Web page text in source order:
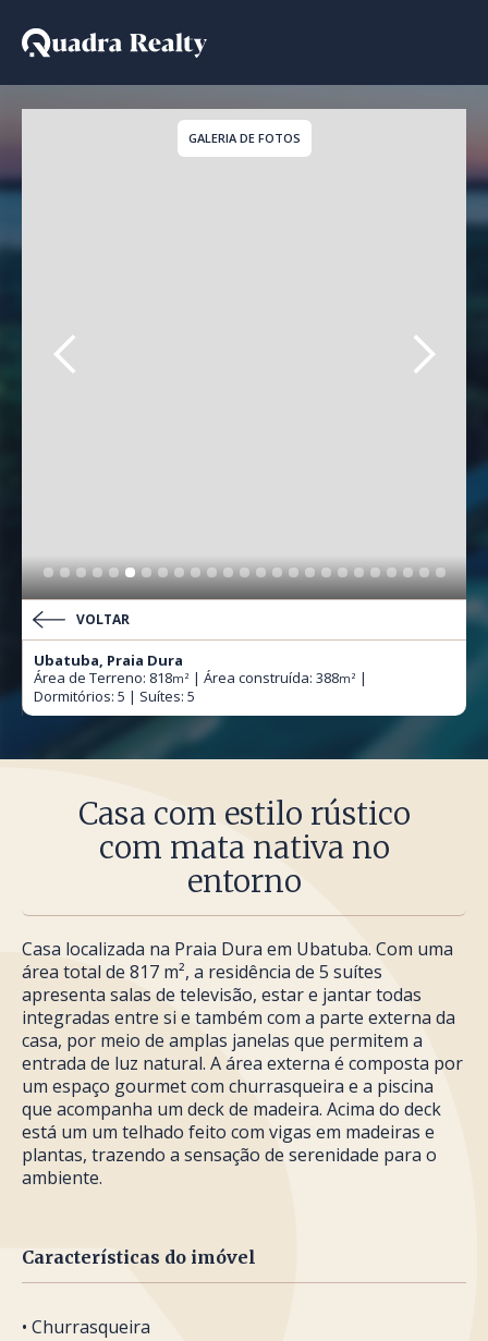
Casa para temporada
GALERIA DE FOTOS
VOLTAR
Ubatuba, Praia Dura
Área de Terreno: 818m² | Área construída: 388m² |
Dormitórios: 5 | Suítes: 5
Casa com estilo rústico
com mata nativa no
entorno
Casa localizada na Praia Dura em Ubatuba. Com uma
área total de 817 m², a residência de 5 suítes
apresenta salas de televisão, estar e jantar todas
integradas entre si e também com a parte externa da
casa, por meio de amplas janelas que permitem a
entrada de luz natural. A área externa é composta por
um espaço gourmet com churrasqueira e a piscina
que acompanha um deck de madeira. Acima do deck
está um um telhado feito com vigas em madeiras e
plantas, trazendo a sensação de serenidade para o
ambiente.
Características do imóvel
• Churrasqueira